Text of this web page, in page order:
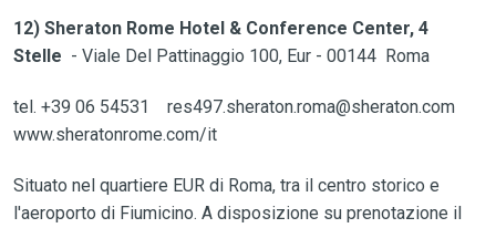
12) Sheraton Rome Hotel & Conference Center, 4
Stelle - Viale Del Pattinaggio 100, Eur - 00144 Roma
tel. +39 06 54531 res497.sheraton.roma@sheraton.com
www.sheratonrome.com/it
Situato nel quartiere EUR di Roma, tra il centro storico e
l'aeroporto di Fiumicino. A disposizione su prenotazione il